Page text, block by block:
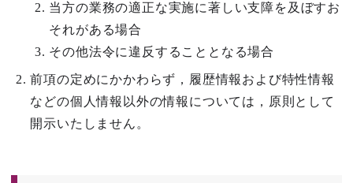
当方の業務の適正な実施に著しい支障を及ぼすお
それがある場合
その他法令に違反することとなる場合
前項の定めにかかわらず，履歴情報および特性情報
などの個人情報以外の情報については，原則として
開示いたしません。